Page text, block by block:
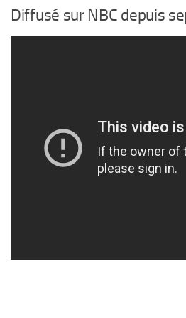
Diffusé sur NBC depuis